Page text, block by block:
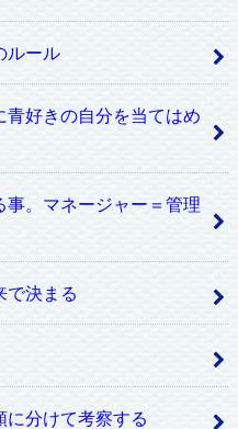
ルール
好きの自分を当てはめ
。マネージャー＝管理
で決まる
に分けて考察する